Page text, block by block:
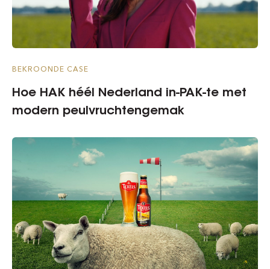
BEKROONDE CASE
Hoe HAK héél Nederland in-PAK-te met
modern peulvruchtengemak